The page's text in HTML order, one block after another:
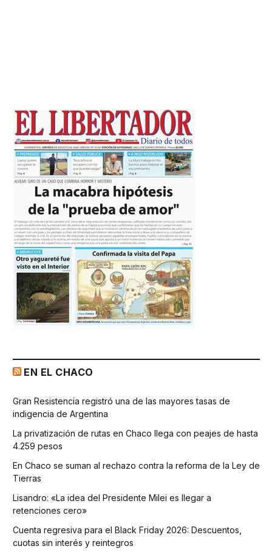
EN EL CHACO
Gran Resistencia registró una de las mayores tasas de
indigencia de Argentina
La privatización de rutas en Chaco llega con peajes de hasta
4.259 pesos
En Chaco se suman al rechazo contra la reforma de la Ley de
Tierras
Lisandro: «La idea del Presidente Milei es llegar a
retenciones cero»
Cuenta regresiva para el Black Friday 2026: Descuentos,
cuotas sin interés y reintegros